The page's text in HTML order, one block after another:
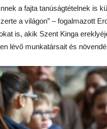
a fajta tanúságtételnek is
a világon” – fogalmazott
is, akik Szent Kinga
lévő munkatársait és